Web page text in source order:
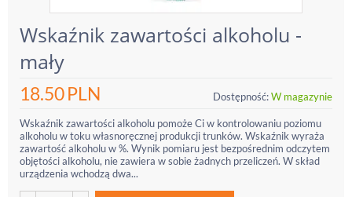
Wskaźnik zawartości alkoholu -
mały
18.50PLN Dostępność:W magazynie
Wskaźnik zawartości alkoholu pomoże Ci w kontrolowaniu poziomu
alkoholu w toku własnoręcznej produkcji trunków. Wskaźnik wyraża
zawartość alkoholu w %. Wynik pomiaru jest bezpośrednim odczytem
objętości alkoholu, nie zawiera w sobie żadnych przeliczeń. W skład
urządzenia wchodzą dwa...